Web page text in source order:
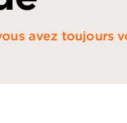
avez toujours